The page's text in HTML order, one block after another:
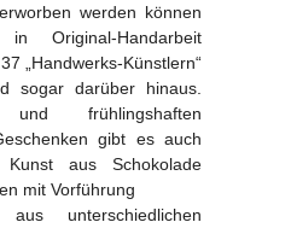
werden können
Original-Handarbeit
„Handwerks-Künstlern“
sogar darüber hinaus.
frühlingshaften
gibt es auch
Kunst aus Schokolade
mit Vorführung
unterschiedlichen